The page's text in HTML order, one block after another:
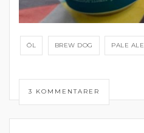
ÖL BREW DOG PALE ALE
3 KOMMENTARER